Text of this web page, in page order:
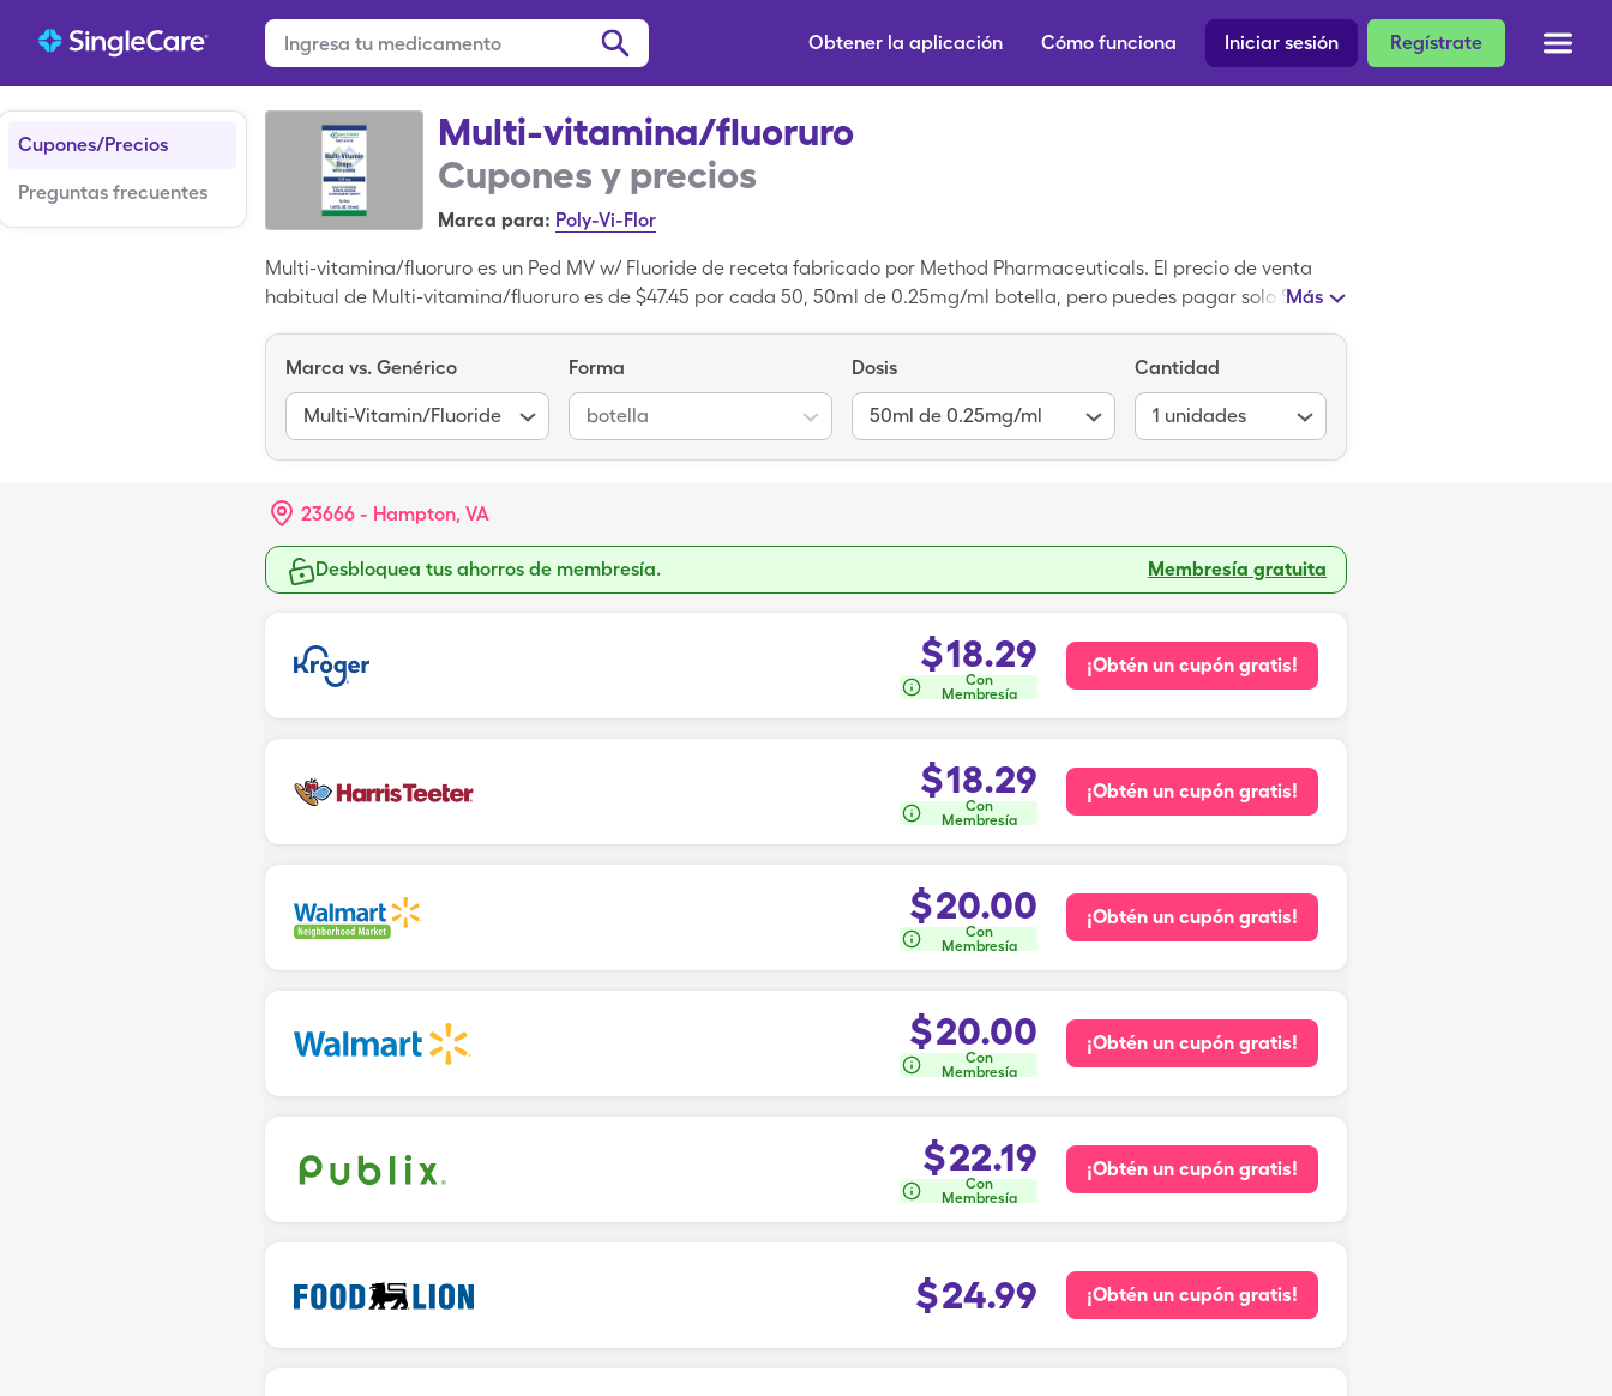
Regístrate
Iniciar sesión
Cómo funciona
Obtener la aplicación
Cupones/Precios
Preguntas frecuentes
Multi-vitamina/fluoruro
Cupones y precios
Marca para: Poly-Vi-Flor
Multi-vitamina/fluoruro es un Ped MV w/ Fluoride de receta fabricado por Method Pharmaceuticals. El precio de venta
habitual de Multi-vitamina/fluoruro es de $47.45 por cada 50, 50ml de 0.25mg/ml botella, pero puedes pagar solo $18.29
el nombre de un medicamento de marca, Pediatric Multivitamins w/Fl es la versión genérica de Multi-vitamina/fluoruro.
Más
Marca vs. Genérico
Multi-Vitamin/Fluoride
Forma
botella
Dosis
50ml de 0.25mg/ml
Cantidad
1 unidades
23666 - Hampton, VA
Desbloquea tus ahorros de membresía. Membresía gratuita
$18.29
Con
Membresía
¡Obtén un cupón gratis!
$18.29
Con
Membresía
¡Obtén un cupón gratis!
$20.00
Con
Membresía
¡Obtén un cupón gratis!
$20.00
Con
Membresía
¡Obtén un cupón gratis!
$22.19
Con
Membresía
¡Obtén un cupón gratis!
$24.99 ¡Obtén un cupón gratis!